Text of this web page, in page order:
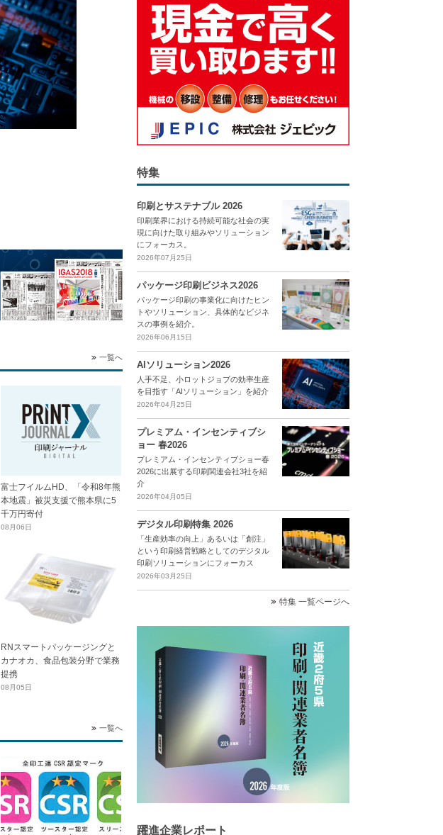
一覧へ
富士フイルムHD、「令和8年熊
本地震」被災支援で熊本県に5
千万円寄付
08月06日
RNスマートパッケージングと
カナオカ、食品包装分野で業務
提携
08月05日
一覧へ
特集
印刷とサステナブル 2026
印刷業界における持続可能な社会の実
現に向けた取り組みやソリューション
にフォーカス。
2026年07月25日
パッケージ印刷ビジネス2026
パッケージ印刷の事業化に向けたヒン
トやソリューション、具体的なビジネ
スの事例を紹介。
2026年06月15日
AIソリューション2026
人手不足、小ロットジョブの効率生産
を目指す「AIソリューション」を紹介
2026年04月25日
プレミアム・インセンティブシ
ョー 春2026
プレミアム・インセンティブショー春
2026に出展する印刷関連会社3社を紹
介
2026年04月05日
デジタル印刷特集 2026
「生産効率の向上」あるいは「創注」
という印刷経営戦略としてのデジタル
印刷ソリューションにフォーカス
2026年03月25日
特集 一覧ページへ
躍進企業レポート